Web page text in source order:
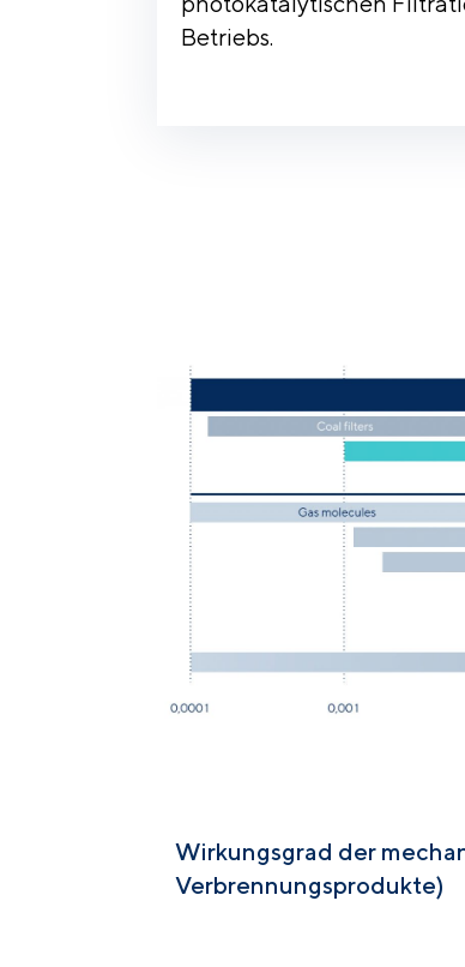
Betriebs.
Wirkungsgrad der
Verbrennungsprodukte)